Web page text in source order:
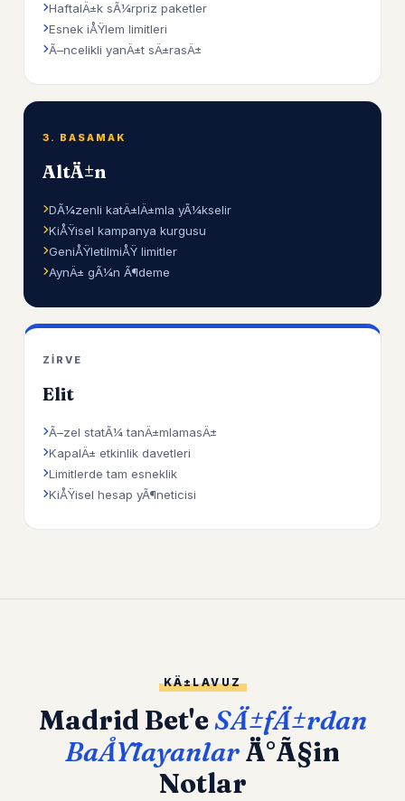
HaftalÄ±k sÃ¼rpriz paketler
Esnek iÅŸlem limitleri
Ã–ncelikli yanÄ±t sÄ±rasÄ±
3. BASAMAK
AltÄ±n
DÃ¼zenli katÄ±lÄ±mla yÃ¼kselir
KiÅŸisel kampanya kurgusu
GeniÅŸletilmiÅŸ limitler
AynÄ± gÃ¼n Ã¶deme
ZIRVE
Elit
Ã–zel statÃ¼ tanÄ±mlamasÄ±
KapalÄ± etkinlik davetleri
Limitlerde tam esneklik
KiÅŸisel hesap yÃ¶neticisi
KÄ±LAVUZ
Madrid Bet'eSÄ±fÄ±rdan
BaÅŸlayanlarÄ°Ã§in
Notlar